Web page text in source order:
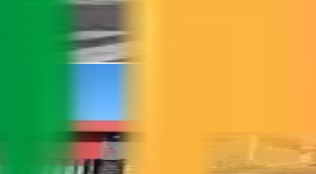
en clientes, con soluciones personalizadas y
digitales. Web, ecommerce y estrategias online que